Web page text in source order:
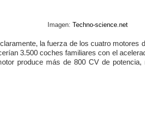
Imagen: Techno-science.net
la fuerza de los cuatro motores
3.500 coches familiares con el
produce más de 800 CV de